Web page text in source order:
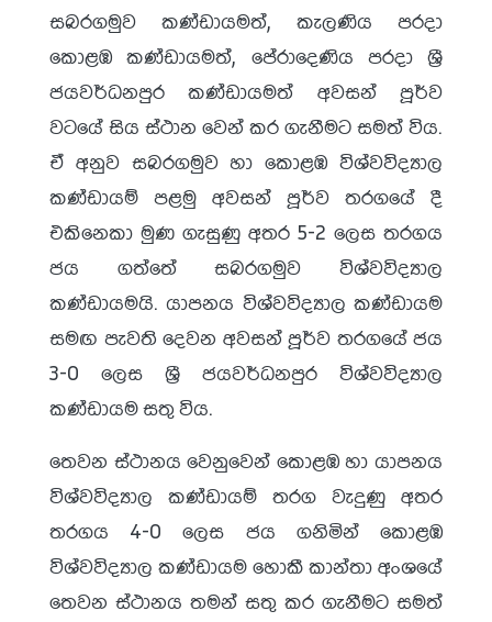
සබරගමුව කණ්ඩායමත්, කැලණිය පරදා
කොළඹ කණ්ඩායමත්, පේරාදෙණිය පරදා ශ්‍රී
ජයවර්ධනපුර කණ්ඩායමත් අවසන් පූර්ව
වටයේ සිය ස්ථාන වෙන් කර ගැනීමට සමත් විය.
ඒ අනුව සබරගමුව හා කොළඹ විශ්වවිද්‍යාල
කණ්ඩායම් පළමු අවසන් පූර්ව තරගයේ දී
එකිනෙකා මුණ ගැසුණු අතර 5-2 ලෙස තරගය
ජය ගත්තේ සබරගමුව විශ්වවිද්‍යාල
කණ්ඩායමයි. යාපනය විශ්වවිද්‍යාල කණ්ඩායම
සමඟ පැවති දෙවන අවසන් පූර්ව තරගයේ ජය
3-0 ලෙස ශ්‍රී ජයවර්ධනපුර විශ්වවිද්‍යාල
කණ්ඩායම සතු විය.
තෙවන ස්ථානය වෙනුවෙන් කොළඹ හා යාපනය
විශ්වවිද්‍යාල කණ්ඩායම් තරග වැදුණු අතර
තරගය 4-0 ලෙස ජය ගනිමින් කොළඹ
විශ්වවිද්‍යාල කණ්ඩායම හොකී කාන්තා අංශයේ
තෙවන ස්ථානය තමන් සතු කර ගැනීමට සමත්